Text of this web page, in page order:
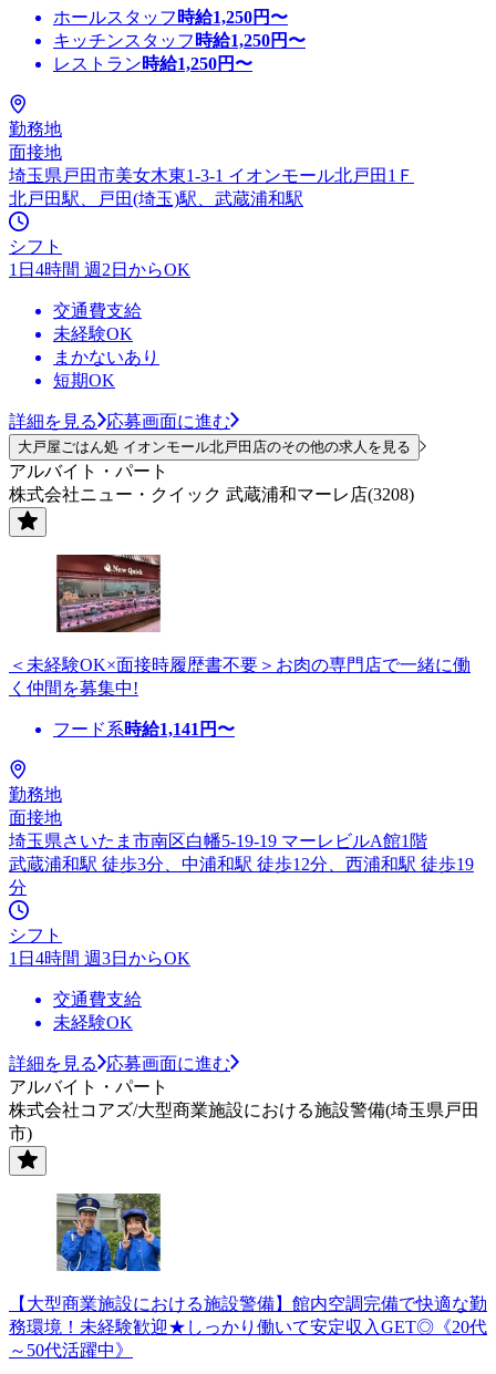
ホールスタッフ 時給1,250円〜
キッチンスタッフ 時給1,250円〜
レストラン時給1,250円〜
勤務地
面接地
埼玉県戸田市美女木東1-3-1 イオンモール北戸田1Ｆ
北戸田駅、戸田(埼玉)駅、武蔵浦和駅
シフト
1日4時間 週2日からOK
交通費支給
未経験OK
まかないあり
短期OK
詳細を見る 応募画面に進む
大戸屋ごはん処 イオンモール北戸田店のその他の求人を見る
アルバイト・パート
株式会社ニュー・クイック 武蔵浦和マーレ店(3208)
＜未経験OK×面接時履歴書不要＞お肉の専門店で一緒に働
く仲間を募集中!
フード系時給1,141 円〜
勤務地
面接地
埼玉県さいたま市南区白幡5-19-19 マーレビルA館1階
武蔵浦和駅 徒歩3分、中浦和駅 徒歩12分、西浦和駅 徒歩19
分
シフト
1日4時間 週3日からOK
交通費支給
未経験OK
詳細を見る
応募画面に進む
アルバイト・パート
株式会社コアズ/大型商業施設における施設警備(埼玉県戸田
市)
【大型商業施設における施設警備】館内空調完備で快適な勤
務環境！未経験歓迎★しっかり働いて安定収入GET◎《20代
～50代活躍中》